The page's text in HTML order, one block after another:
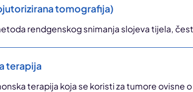
tomografija)
rendgenskog snimanja slojeva tijela,
terapija
terapija koja se koristi za tumore ovisne